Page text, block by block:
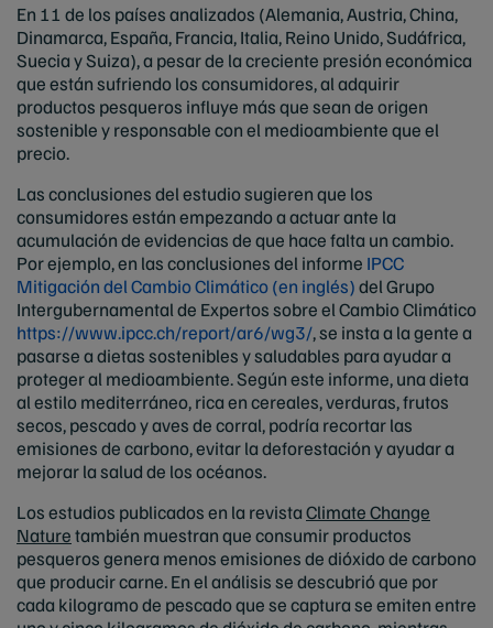
En 11 de los países analizados (Alemania, Austria, China,
Dinamarca, España, Francia, Italia, Reino Unido, Sudáfrica,
Suecia y Suiza), a pesar de la creciente presión económica
que están sufriendo los consumidores, al adquirir
productos pesqueros influye más que sean de origen
sostenible y responsable con el medioambiente que el
precio.
Las conclusiones del estudio sugieren que los
consumidores están empezando a actuar ante la
acumulación de evidencias de que hace falta un cambio.
Por ejemplo, en las conclusiones del informe IPCC
Mitigación del Cambio Climático (en inglés)del Grupo
Intergubernamental de Expertos sobre el Cambio Climático
https://www.ipcc.ch/report/ar6/wg3/, se insta a la gente a
pasarse a dietas sostenibles y saludables para ayudar a
proteger al medioambiente. Según este informe, una dieta
al estilo mediterráneo, rica en cereales, verduras, frutos
secos, pescado y aves de corral, podría recortar las
emisiones de carbono, evitar la deforestación y ayudar a
mejorar la salud de los océanos.
Los estudios publicados en la revistaClimate Change
Naturetambién muestran que consumir productos
pesqueros genera menos emisiones de dióxido de carbono
que producir carne. En el análisis se descubrió que por
cada kilogramo de pescado que se captura se emiten entre